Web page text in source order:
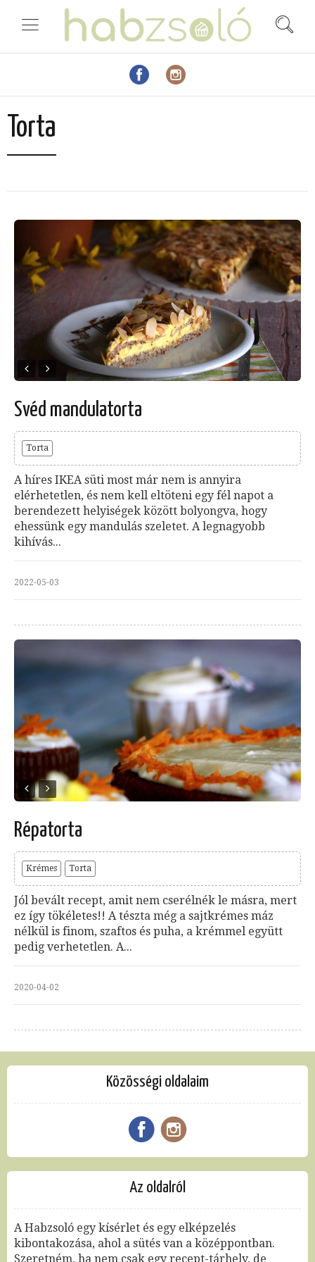
Torta
Svéd mandulatorta
Torta
A híres IKEA süti most már nem is annyira
elérhetetlen, és nem kell eltöteni egy fél napot a
berendezett helyiségek között bolyongva, hogy
ehessünk egy mandulás szeletet. A legnagyobb
kihívás...
2022-05-03
Répatorta
Krémes Torta
Jól bevált recept, amit nem cserélnék le másra, mert
ez így tökéletes!! A tészta még a sajtkrémes máz
nélkül is finom, szaftos és puha, a krémmel együtt
pedig verhetetlen. A...
2020-04-02
Közösségi oldalaim
Az oldalról
A Habzsoló egy kísérlet és egy elképzelés
kibontakozása, ahol a sütés van a középpontban.
Szeretném, ha nem csak egy recept-tárhely, de